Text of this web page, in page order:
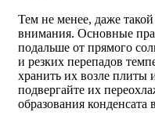
Тем не менее, даже
внимания. Основные
подальше от прямого
и резких перепадов
хранить их возле
подвергайте их
образования конденсата